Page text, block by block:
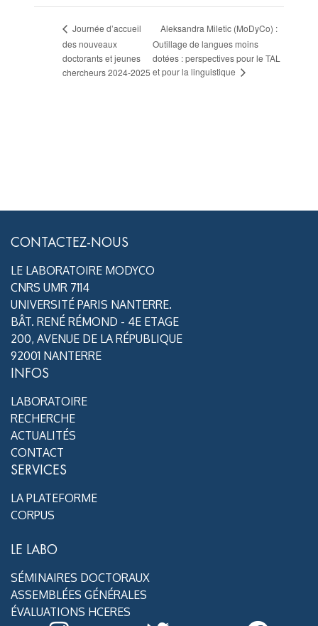
Journée d’accueil
des nouveaux
doctorants et jeunes
chercheurs 2024-2025
Aleksandra Miletic (MoDyCo) :
Outillage de langues moins
dotées : perspectives pour le TAL
et pour la linguistique
CONTACTEZ-NOUS
LE LABORATOIRE MODYCO
CNRS UMR 7114
UNIVERSITÉ PARIS NANTERRE.
BÂT. RENÉ RÉMOND - 4E ETAGE
200, AVENUE DE LA RÉPUBLIQUE
92001 NANTERRE
INFOS
LABORATOIRE
RECHERCHE
ACTUALITÉS
CONTACT
SERVICES
LA PLATEFORME
CORPUS
LE LABO
SÉMINAIRES DOCTORAUX
ASSEMBLÉES GÉNÉRALES
ÉVALUATIONS HCERES